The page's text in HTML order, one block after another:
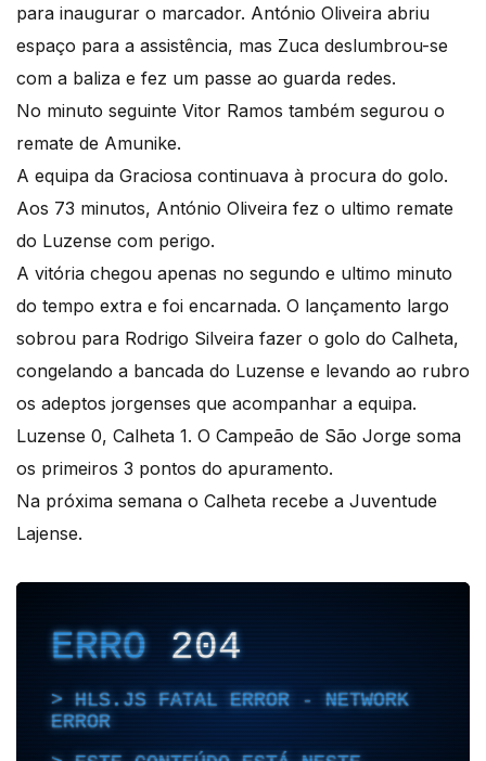
para inaugurar o marcador. António Oliveira abriu
espaço para a assistência, mas Zuca deslumbrou-se
com a baliza e fez um passe ao guarda redes.
No minuto seguinte Vitor Ramos também segurou o
remate de Amunike.
A equipa da Graciosa continuava à procura do golo.
Aos 73 minutos, António Oliveira fez o ultimo remate
do Luzense com perigo.
A vitória chegou apenas no segundo e ultimo minuto
do tempo extra e foi encarnada. O lançamento largo
sobrou para Rodrigo Silveira fazer o golo do Calheta,
congelando a bancada do Luzense e levando ao rubro
os adeptos jorgenses que acompanhar a equipa.
Luzense 0, Calheta 1. O Campeão de São Jorge soma
os primeiros 3 pontos do apuramento.
Na próxima semana o Calheta recebe a Juventude
Lajense.